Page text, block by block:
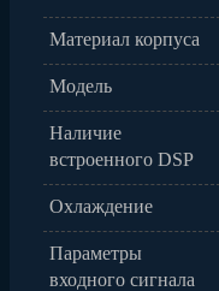
Материал корпуса
Модель
Наличие
встроенного DSP
Охлаждение
Параметры
входного сигнала